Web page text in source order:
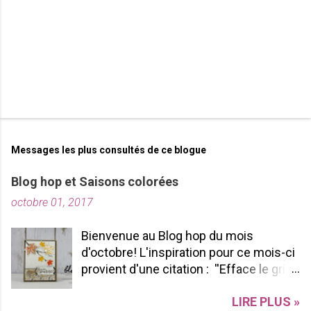
Messages les plus consultés de ce blogue
Blog hop et Saisons colorées
octobre 01, 2017
Bienvenue au Blog hop du mois
d'octobre! L'inspiration pour ce mois-ci
provient d'une citation : ''Efface le gris
possèdes à l'intérieur!'' -pablopicasso
LIRE PLUS »